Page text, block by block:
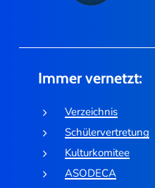
Immer vernetzt:
Verzeichnis
Schülervertretung
Kulturkomitee
ASODECA